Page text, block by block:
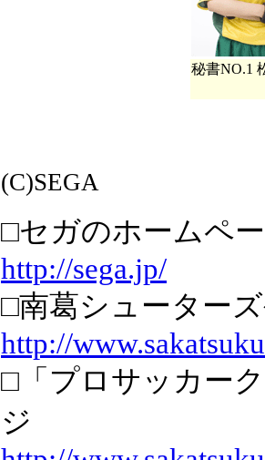
秘書NO.1
(C)SEGA
□セガのホームペ
http://sega.jp/
□南葛シューター
http://
□「プロサッカー
ジ